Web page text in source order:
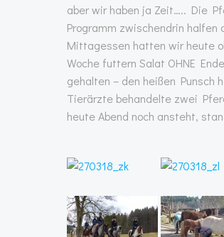
aber wir haben ja Zeit….. Die
Programm zwischendrin
Mittagessen hatten wir heute
Woche futtern Salat OHNE
gehalten – den heißen Punsch
Tierärzte behandelte zwei
heute Abend noch ansteht,